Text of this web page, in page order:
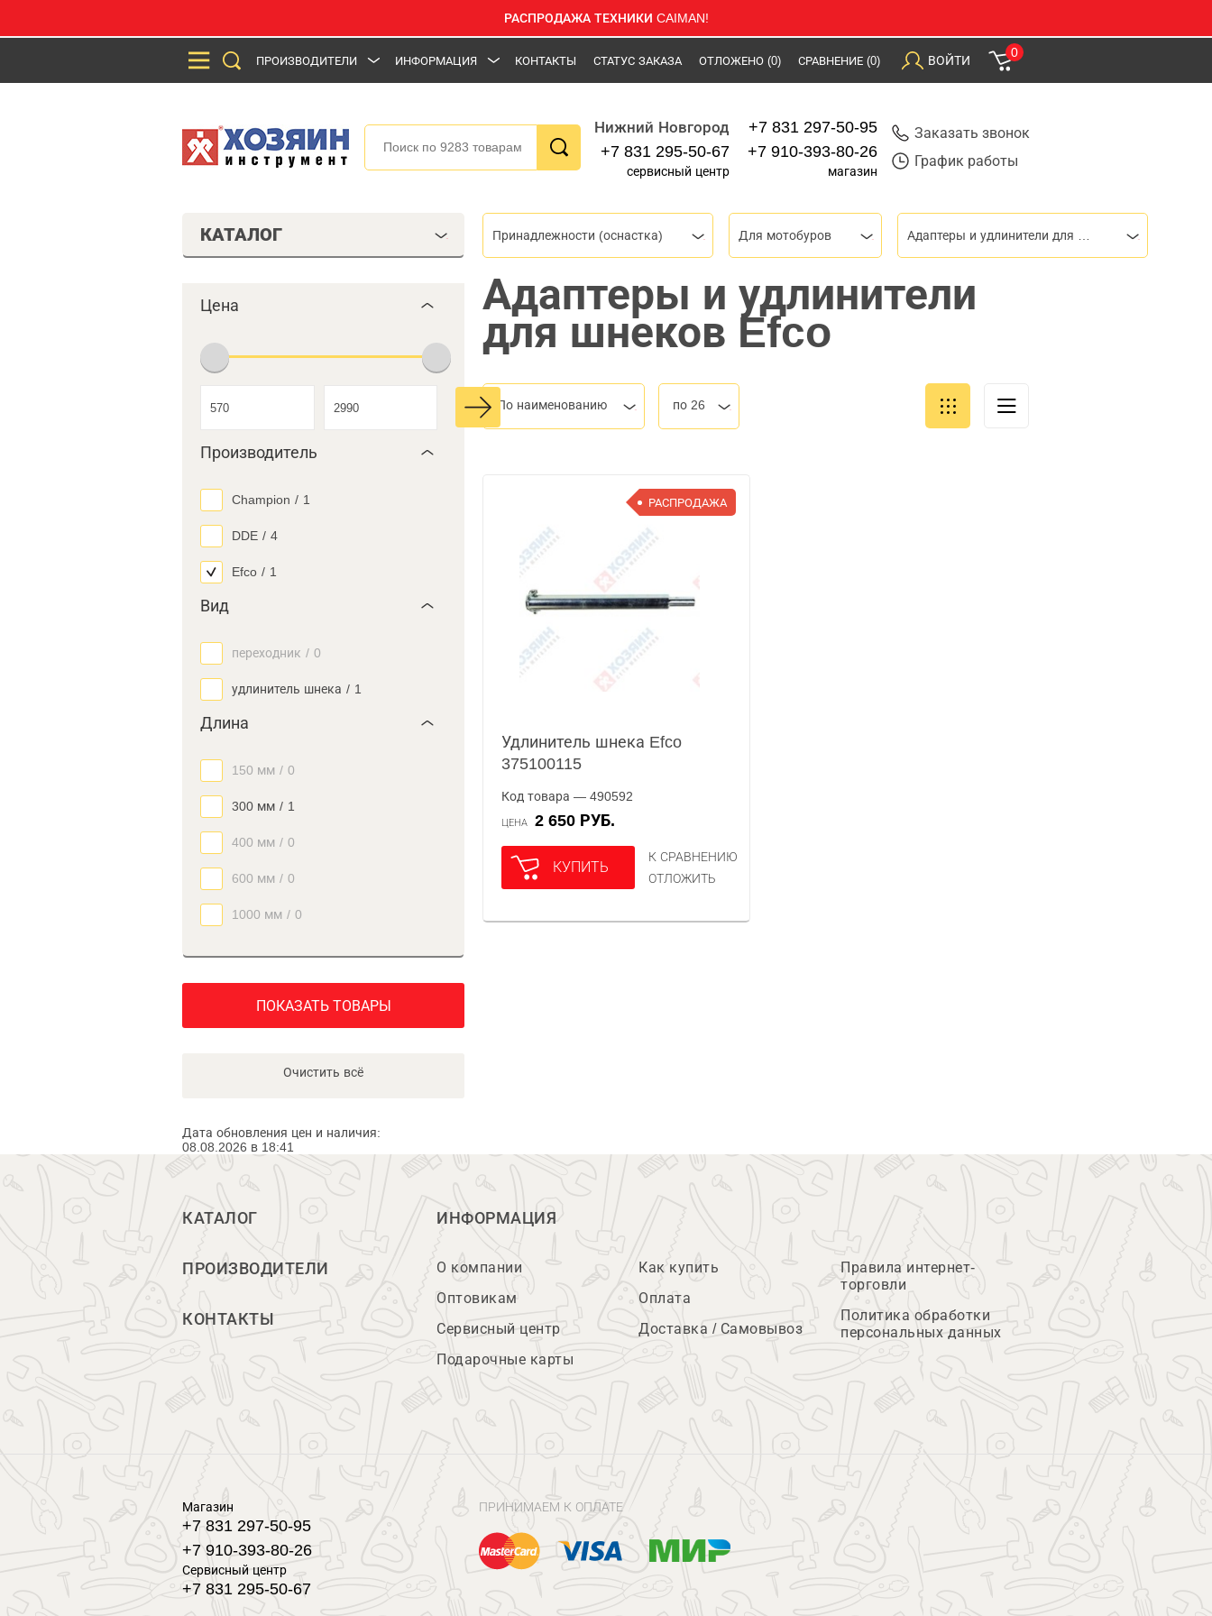
РАСПРОДАЖА ТЕХНИКИ CAIMAN!
ПРОИЗВОДИТЕЛИ ИНФОРМАЦИЯ КОНТАКТЫ СТАТУС ЗАКАЗА ОТЛОЖЕНО (0) СРАВНЕНИЕ (0) ВОЙТИ
0
Нижний Новгород
+7 831 295-50-67
сервисный центр
+7 831 297-50-95
+7 910-393-80-26
магазин
Заказать звонок
График работы
КАТАЛОГ
Цена
Производитель
Champion / 1
DDE / 4
Efco / 1
Вид
переходник / 0
удлинитель шнека / 1
Длина
150 мм / 0
300 мм / 1
400 мм / 0
600 мм / 0
1000 мм / 0
ПОКАЗАТЬ ТОВАРЫ
Очистить всё
Дата обновления цен и наличия:
08.08.2026 в 18:41
Принадлежности (оснастка) Для мотобуров
Адаптеры и удлинители
для шнеков Efco
По наименованию по 26
РАСПРОДАЖА
Удлинитель шнека Efco
375100115
Код товара — 490592
ЦЕНА 2 650 РУБ.
КУПИТЬ
К СРАВНЕНИЮ
ОТЛОЖИТЬ
КАТАЛОГ
ПРОИЗВОДИТЕЛИ
КОНТАКТЫ
ИНФОРМАЦИЯ
О компании
Оптовикам
Сервисный центр
Подарочные карты
Как купить
Оплата
Доставка / Самовывоз
Правила интернет-
торговли
Политика обработки
персональных данных
Магазин
+7 831 297-50-95
+7 910-393-80-26
Сервисный центр
+7 831 295-50-67
ПРИНИМАЕМ К ОПЛАТЕ